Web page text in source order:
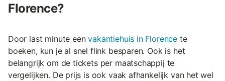
Florence?
Door last minute eenvakantiehuis in Florence te
boeken, kun je al snel flink besparen. Ook is het
belangrijk om de tickets per maatschappij te
vergelijken. De prijs is ook vaak afhankelijk van het wel